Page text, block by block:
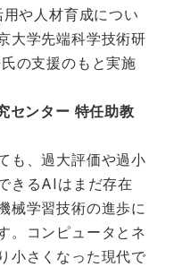
や人材育成につい
大学先端科学技術研
の支援のもと実施
センター 特任助教
も、過大評価や過小
きるAIはまだ存在
械学習技術の進歩に
。コンピュータとネ
小さくなった現代で